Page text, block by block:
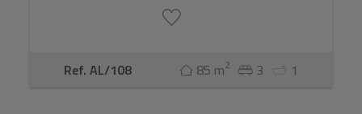
Ref. AL/108 85 m2 3 1